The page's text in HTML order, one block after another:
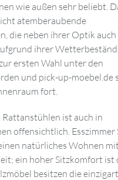
wie außen sehr beliebt.
atemberaubende
die neben ihrer Optik
ihrer
ersten Wahl unter den
und pick-up-moebel.de
fort.
ist auch in
offensichtlich. Esszimmer
natürliches Wohnen mit
ein hoher Sitzkomfort ist
besitzen die